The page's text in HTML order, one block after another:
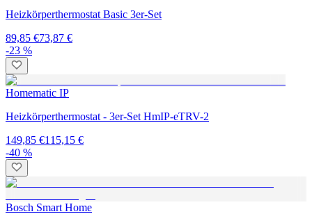
Heizkörperthermostat Basic 3er-Set
89,85 €73,87 €
-23 %
Homematic IP
Heizkörperthermostat - 3er-Set HmIP-eTRV-2
149,85 €115,15 €
-40 %
Bosch Smart Home